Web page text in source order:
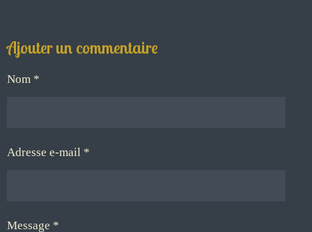
Ajouter un commentaire
Nom *
Adresse e-mail *
Message *